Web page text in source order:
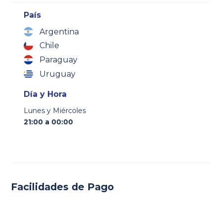
País
Argentina
Chile
Paraguay
Uruguay
Día y Hora
Lunes y Miércoles
21:00 a 00:00
Facilidades de Pago